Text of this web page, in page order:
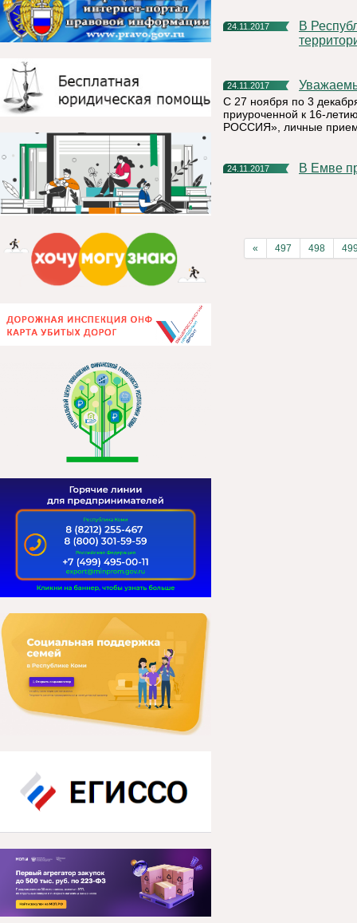
24.11.2017
В Республике Коми начал работать Центр развития
24.11.2017
С 27 ноября по 3
приуроченной к 16-
РОССИЯ», личные
24.11.2017 В Емве
« 497 498